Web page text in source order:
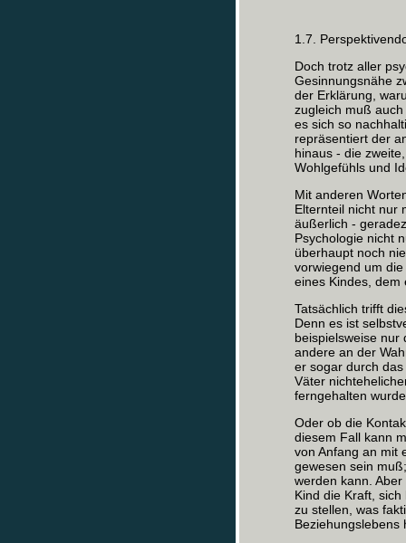
1.7.
Doch trotz aller
Gesinnungsnähe
der Erklärung,
zugleich muß
es sich so
repräsentiert der
hinaus - die
Wohlgefühls und
Mit anderen
Elternteil nicht nur
äußerlich -
Psychologie nicht
überhaupt noch
vorwiegend um
eines Kindes, dem
Tatsächlich trifft
Denn es ist
beispielsweise nur
andere an der
er sogar durch
Väter
ferngehalten
Oder ob die
diesem Fall kann
von Anfang an mit
gewesen sein
werden kann.
Kind die Kraft,
zu stellen, was
Beziehungslebens